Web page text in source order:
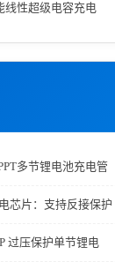
线性超级电容充电
多节锂电池充电管
芯片：支持反接保护
过压保护单节锂电